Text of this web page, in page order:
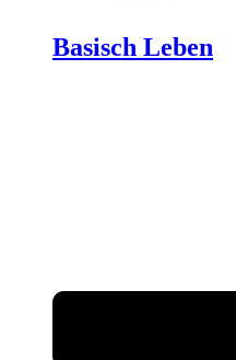
Basisch Leben